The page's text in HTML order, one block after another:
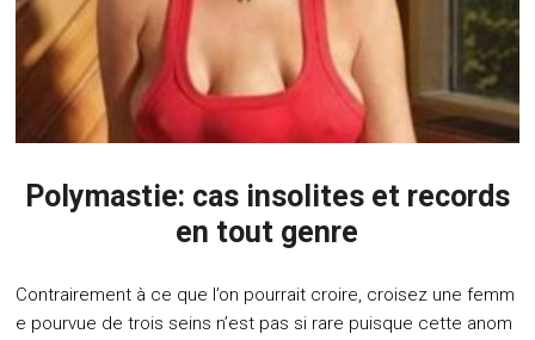
Polymastie: cas insolites et records
en tout genre
Contrairement à ce que l’on pourrait croire, croisez une femm
e pourvue de trois seins n’est pas si rare puisque cette anom